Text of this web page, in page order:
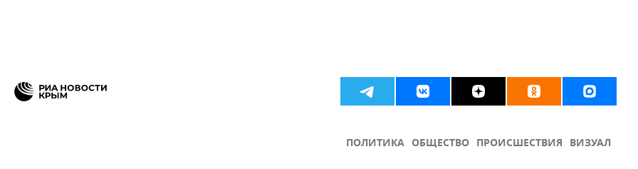
ПОЛИТИКА ОБЩЕСТВО ПРОИСШЕСТВИЯ ВИЗУАЛ